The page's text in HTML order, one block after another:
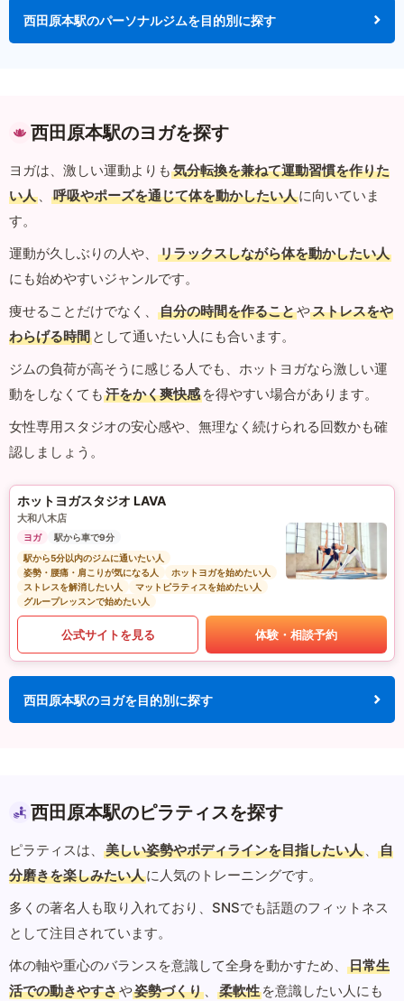
西田原本駅のパーソナルジムを目的別に探す
西田原本駅のヨガを探す
ヨガは、激しい運動よりも 気分転換を兼ねて運動習慣を作りた
い人 、 呼吸やポーズを通じて体を動かしたい人に向いていま
す。
運動が久しぶりの人や、
リラックスしながら体を動かしたい人
にも始めやすいジャンルです。
痩せることだけでなく、
自分の時間を作ることやストレスをや
わらげる時間 として通いたい人にも合います。
ジムの負荷が高そうに感じる人でも、ホットヨガなら激しい運
動をしなくても 汗をかく爽快感 を得やすい場合があります。
女性専用スタジオの安心感や、無理なく続けられる回数かも確
認しましょう。
ホットヨガスタジオ LAVA
大和八木店
ヨガ
駅から車で9分
駅から5分以内のジムに通いたい人
姿勢・腰痛・肩こりが気になる人
ホットヨガを始めたい人
ストレスを解消したい人
マットピラティスを始めたい人
グループレッスンで始めたい人
公式サイトを見る 体験・相談予約
西田原本駅のヨガを目的別に探す
西田原本駅のピラティスを探す
ピラティスは、 美しい姿勢やボディラインを目指したい人 、
自
分磨きを楽しみたい人に人気のトレーニングです。
多くの著名人も取り入れており、SNSでも話題のフィットネス
として注目されています。
体の軸や重心のバランスを意識して全身を動かすため、
日常生
活での動きやすさや姿勢づくり 、 柔軟性 を意識したい人にも